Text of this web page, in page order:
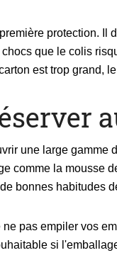
protection.
que le colis
est trop grand,
une large gamme
comme la mousse
bonnes habitudes
pas empiler vos
si